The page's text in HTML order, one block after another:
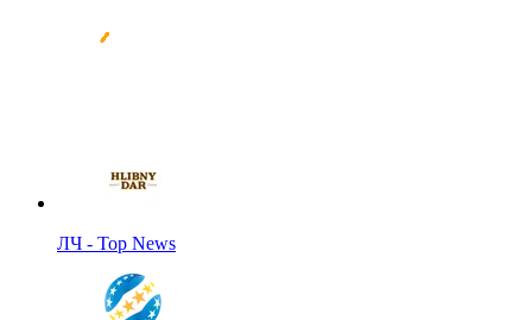
ЛЧ - Top News